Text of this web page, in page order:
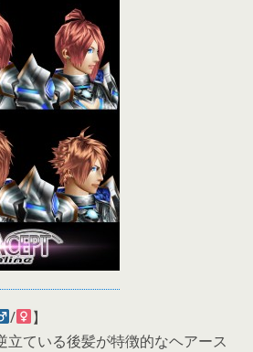
/
】
立ている後髪が特徴的なヘアース